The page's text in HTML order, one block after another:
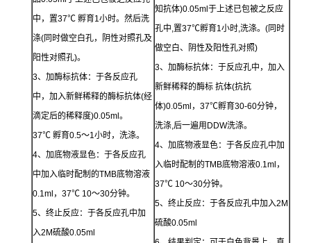
中，置37℃ 孵育1小时。然后洗
涤(同时做空白孔，阴性对照孔及
阳性对照孔)。
3、加酶标抗体：于各反应孔
中，加入新鲜稀释的酶标抗体(经
滴定后的稀释度)0.05ml。
37℃ 孵育0.5～1小时，洗涤。
4、加底物液显色：于各反应孔
中加入临时配制的TMB底物溶液
0.1ml，37℃ 10～30分钟。
5、终止反应：于各反应孔中加
入2M硫酸0.05ml
知抗体)0.05ml于上述已包被之反应
孔中,置37℃孵育1小时,洗涤。(同时
做空白、阴性及阳性孔对照)
3、加酶标抗体：于反应孔中，加入
新鲜稀释的酶标 抗体(抗抗
体)0.05ml，37℃孵育30-60分钟，
洗涤,后一遍用DDW洗涤。
4、加底物液显色：于各反应孔中加
入临时配制的TMB底物溶液0.1ml，
37℃ 10～30分钟。
5、终止反应：于各反应孔中加入2M
硫酸0.05ml